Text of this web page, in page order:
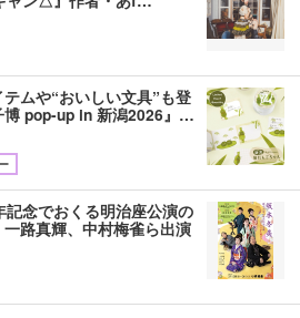
ムや“おいしい文具”も登
pop-up in 新潟2026』…
念でおくる明治座公演の
路真輝、中村梅雀ら出演